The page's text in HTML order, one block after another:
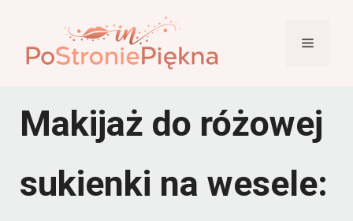
treści
Menu
Makijaż do różowej
sukienki na wesele: